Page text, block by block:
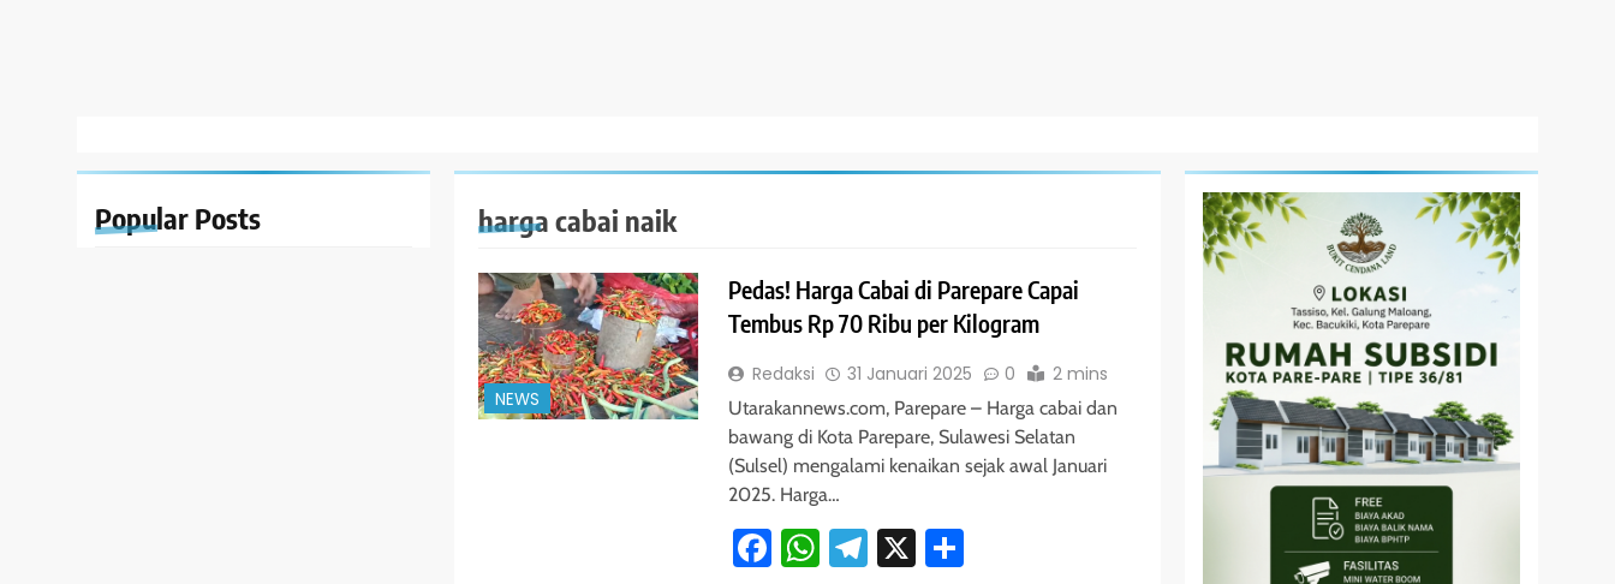
Popular Posts harga cabai naik
NEWS
Pedas! Harga Cabai di Parepare Capai
Tembus Rp 70 Ribu per Kilogram
Redaksi 31 Januari 2025 0 2 mins
Utarakannews.com, Parepare – Harga cabai dan
bawang di Kota Parepare, Sulawesi Selatan
(Sulsel) mengalami kenaikan sejak awal Januari
2025. Harga…
Facebook
WhatsApp
Telegram
X Share